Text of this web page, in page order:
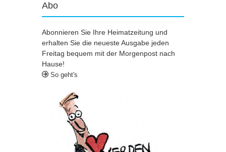
Abo
Abonnieren Sie Ihre Heimatzeitung und
erhalten Sie die neueste Ausgabe jeden
Freitag bequem mit der Morgenpost nach
Hause!
So geht's